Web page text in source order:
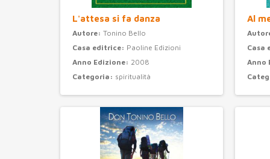
L'attesa si fa danza
Autore: Tonino Bello
Casa editrice: Paoline Edizioni
Anno Edizione: 2008
Categoria: spiritualità
Al
Casa
Anno